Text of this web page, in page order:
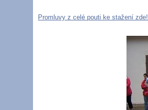
Promluvy z celé pouti ke stažení zde!